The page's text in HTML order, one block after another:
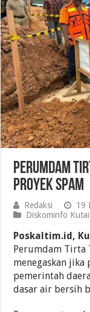
Perumdam
Proyek SPAM
Redaksi
19
Diskominfo
Poskaltim.id,
Perumdam Tirta
menegaskan jika
pemerintah
dasar air bersih